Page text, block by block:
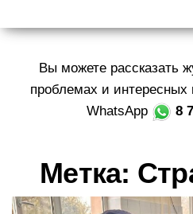
Вы можете рассказать
проблемах и
WhatsApp
8
Метка: